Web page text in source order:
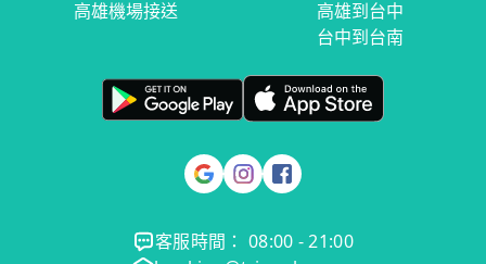
高雄機場接送
高雄到台中
台中到台南
客服時間： 08:00 - 21:00